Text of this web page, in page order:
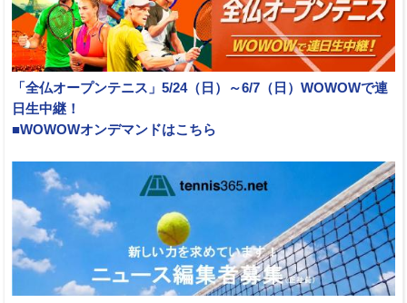
「全仏オープンテニス」5/24（日）～6/7（日）WOWOWで連
日生中継！
■WOWOWオンデマンドはこちら